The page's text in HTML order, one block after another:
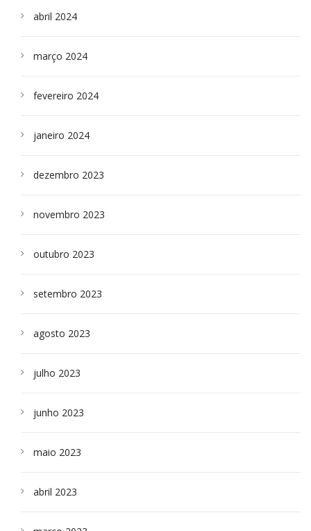
abril 2024
março 2024
fevereiro 2024
janeiro 2024
dezembro 2023
novembro 2023
outubro 2023
setembro 2023
agosto 2023
julho 2023
junho 2023
maio 2023
abril 2023